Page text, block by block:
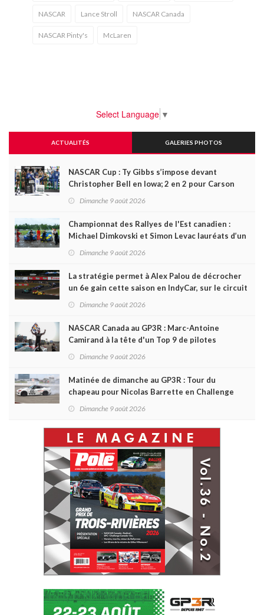
NASCAR Lance Stroll NASCAR Canada
NASCAR Pinty's McLaren
Select Language ▼
ACTUALITÉS GALERIES PHOTOS
NASCAR Cup : Ty Gibbs s’impose devant
Christopher Bell en Iowa; 2 en 2 pour Carson
Dimanche 9 août 2026
Championnat des Rallyes de l'Est canadien :
Michael Dimkovski et Simon Levac lauréats d’un
Dimanche 9 août 2026
La stratégie permet à Alex Palou de décrocher
un 6e gain cette saison en IndyCar, sur le circuit
Dimanche 9 août 2026
NASCAR Canada au GP3R : Marc-Antoine
Camirand à la tête d'un Top 9 de pilotes
Dimanche 9 août 2026
Matinée de dimanche au GP3R : Tour du
chapeau pour Nicolas Barrette en Challenge
Dimanche 9 août 2026